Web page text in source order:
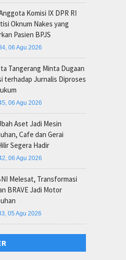
Komisi IX DPR RI
Oknum Nakes yang
Pasien BPJS
06 Agu 2026
Tangerang Minta Dugaan
terhadap Jurnalis Diproses
06 Agu 2026
Aset Jadi Mesin
Cafe dan Gerai
Segera Hadir
06 Agu 2026
Melesat, Transformasi
BRAVE Jadi Motor
05 Agu 2026